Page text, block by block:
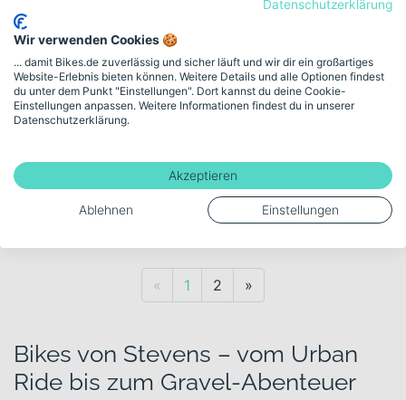
Di...
2.299,00€
260 km
2 weitere Händler
« Previous
1 2 »
Bikes von Stevens – vom Urban
Ride bis zum Gravel-Abenteuer
Datenschutzerklärung
Wir verwenden Cookies 🍪
... damit Bikes.de zuverlässig und sicher läuft und wir dir ein großartiges
Website-Erlebnis bieten können. Weitere Details und alle Optionen findest
du unter dem Punkt "Einstellungen". Dort kannst du deine Cookie-
Einstellungen anpassen. Weitere Informationen findest du in unserer
Datenschutzerklärung.
Akzeptieren
Ablehnen Einstellungen